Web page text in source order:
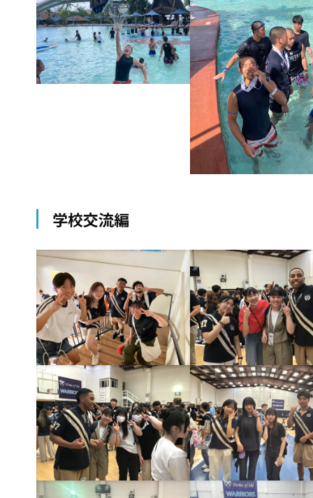
学校交流編